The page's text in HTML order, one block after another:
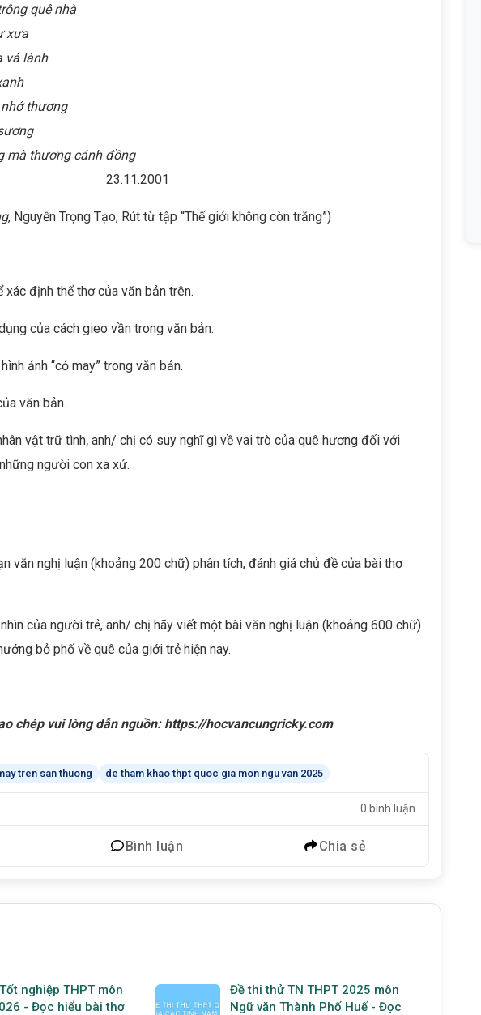
quê nhà
xưa
vá lành
thương
mà thương cánh đồng
, Nguyễn Trọng Tạo, Rút từ tập “Thế giới không còn trăng”)
xác định thể thơ của văn bản trên.
của cách gieo vần trong văn bản.
ảnh “cỏ may” trong văn bản.
văn bản.
vật trữ tình, anh/ chị có suy nghĩ gì về vai trò của quê hương đối với
người con xa xứ.
văn nghị luận (khoảng 200 chữ) phân tích, đánh giá chủ đề của bài thơ
của người trẻ, anh/ chị hãy viết một bài văn nghị luận (khoảng 600 chữ)
bỏ phố về quê của giới trẻ hiện nay.
chép vui lòng dẫn nguồn: https://hocvancungricky.com
tren san thuong de tham khao thpt quoc gia mon ngu van 2025
0 bình luận
Bình luận Chia sẻ
nghiệp THPT môn
- Đọc hiểu bài thơ
Đề thi thử TN THPT 2025 môn
Ngữ văn Thành Phố Huế - Đọc